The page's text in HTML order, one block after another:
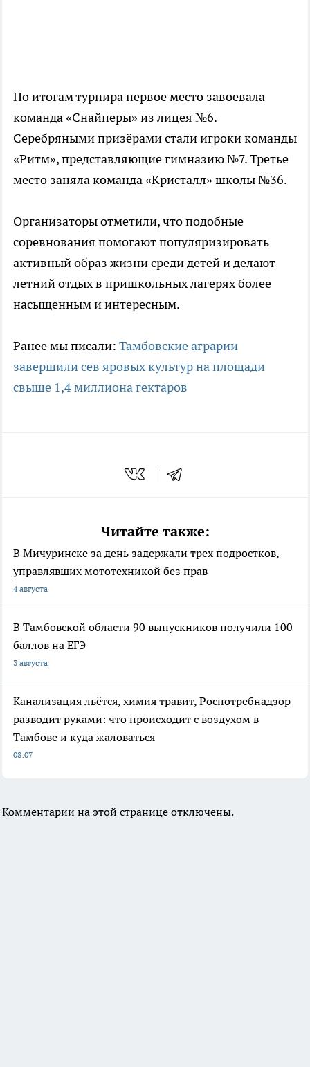
По итогам турнира первое место завоевала
команда «Снайперы» из лицея №6.
Серебряными призёрами стали игроки команды
«Ритм», представляющие гимназию №7. Третье
место заняла команда «Кристалл» школы №36.
Организаторы отметили, что подобные
соревнования помогают популяризировать
активный образ жизни среди детей и делают
летний отдых в пришкольных лагерях более
насыщенным и интересным.
Ранее мы писали: Тамбовские аграрии
завершили сев яровых культур на площади
свыше 1,4 миллиона гектаров
Читайте также:
В Мичуринске за день задержали трех подростков,
управлявших мототехникой без прав
4 августа
В Тамбовской области 90 выпускников получили 100
баллов на ЕГЭ
3 августа
Канализация льётся, химия травит, Роспотребнадзор
разводит руками: что происходит с воздухом в
Тамбове и куда жаловаться
08:07
Комментарии на этой странице отключены.